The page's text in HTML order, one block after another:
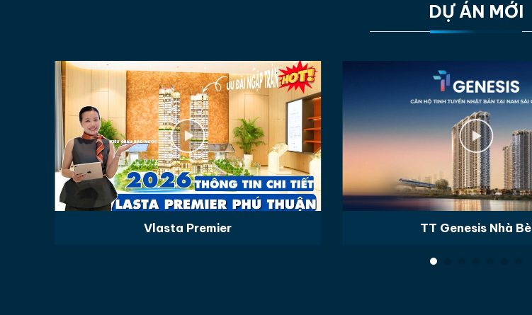
DỰ ÁN MỚI
Vlasta Premier TT Genesis Nhà Bè